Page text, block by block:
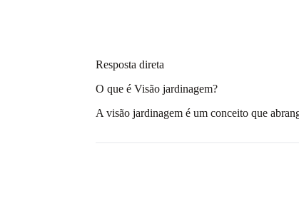
Resposta direta
O que é Visão jardinagem?
A visão jardinagem é um conceito que